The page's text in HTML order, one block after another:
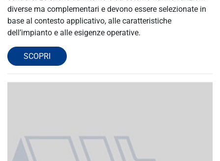
diverse ma complementari e devono essere selezionate in
base al contesto applicativo, alle caratteristiche
dell’impianto e alle esigenze operative.
SCOPRI